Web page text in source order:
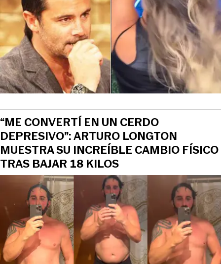
“ME CONVERTÍ EN UN CERDO
DEPRESIVO”: ARTURO LONGTON
MUESTRA SU INCREÍBLE CAMBIO FÍSICO
TRAS BAJAR 18 KILOS